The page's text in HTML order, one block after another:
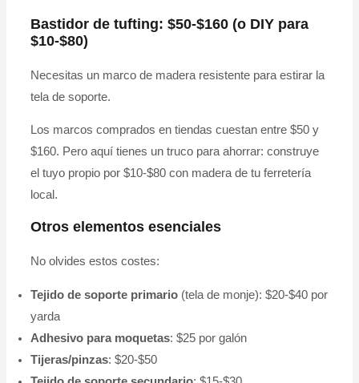
Bastidor de tufting: $50-$160 (o DIY para
$10-$80)
Necesitas un marco de madera resistente para estirar la
tela de soporte.
Los marcos comprados en tiendas cuestan entre $50 y
$160. Pero aquí tienes un truco para ahorrar: construye
el tuyo propio por $10-$80 con madera de tu ferretería
local.
Otros elementos esenciales
No olvides estos costes:
Tejido de soporte primario(tela de monje): $20-$40 por
yarda
Adhesivo para moquetas: $25 por galón
Tijeras/pinzas: $20-$50